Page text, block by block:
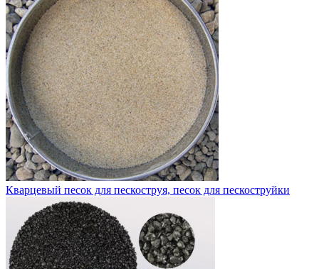
Кварцевый песок для пескоструя, песок для пескоструйки